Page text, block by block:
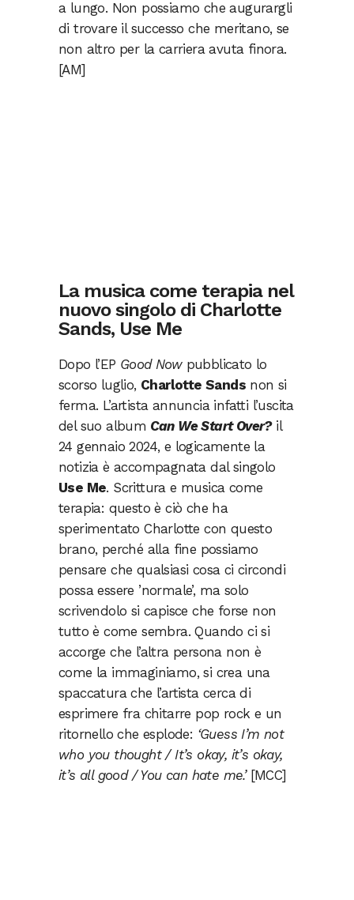
a lungo. Non possiamo che augurargli
di trovare il successo che meritano, se
non altro per la carriera avuta finora.
[AM]
La musica come terapia nel
nuovo singolo di Charlotte
Sands, Use Me
Dopo l’EP Good Nowpubblicato lo
scorso luglio, Charlotte Sands non si
ferma. L’artista annuncia infatti l’uscita
del suo album Can We Start Over?il
24 gennaio 2024, e logicamente la
notizia è accompagnata dal singolo
Use Me. Scrittura e musica come
terapia: questo è ciò che ha
sperimentato Charlotte con questo
brano, perché alla fine possiamo
pensare che qualsiasi cosa ci circondi
possa essere ’normale’, ma solo
scrivendolo si capisce che forse non
tutto è come sembra. Quando ci si
accorge che l’altra persona non è
come la immaginiamo, si crea una
spaccatura che l’artista cerca di
esprimere fra chitarre pop rock e un
ritornello che esplode: ‘Guess I’m not
who you thought / It’s okay, it’s okay,
it’s all good / You can hate me.’[MCC]